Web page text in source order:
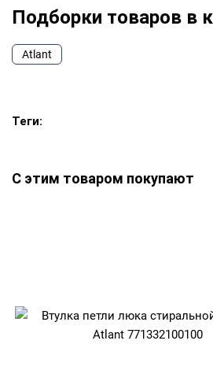
Подборки товаров в
Atlant
Теги:
С этим товаром покупают